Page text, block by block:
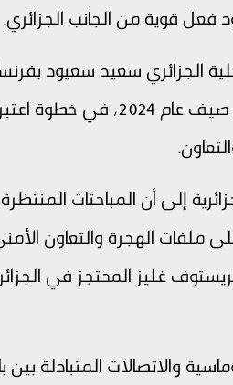
فعل قوية من الجانب الجزائري.
الجزائري سعيد سعيود
المستوى منذ اندلاع
إلى أن المباحثات
ملفات الهجرة والتعاون
غليز المحتجز في
والاتصالات المتبادلة